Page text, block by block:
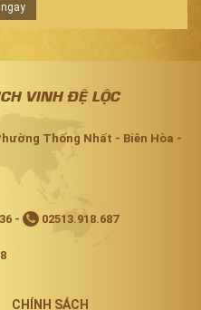
VINH ĐỆ LỘC
Thống Nhất - Biên Hòa -
- 02513.918.687
CHÍNH SÁCH